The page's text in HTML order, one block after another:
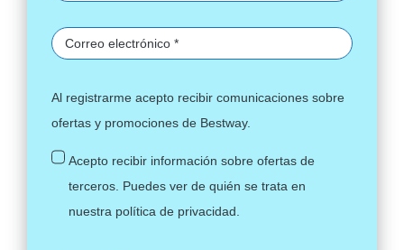
Al registrarme acepto recibir comunicaciones sobre
ofertas y promociones de Bestway.
Acepto recibir información sobre ofertas de
terceros. Puedes ver de quién se trata en
nuestra política de privacidad